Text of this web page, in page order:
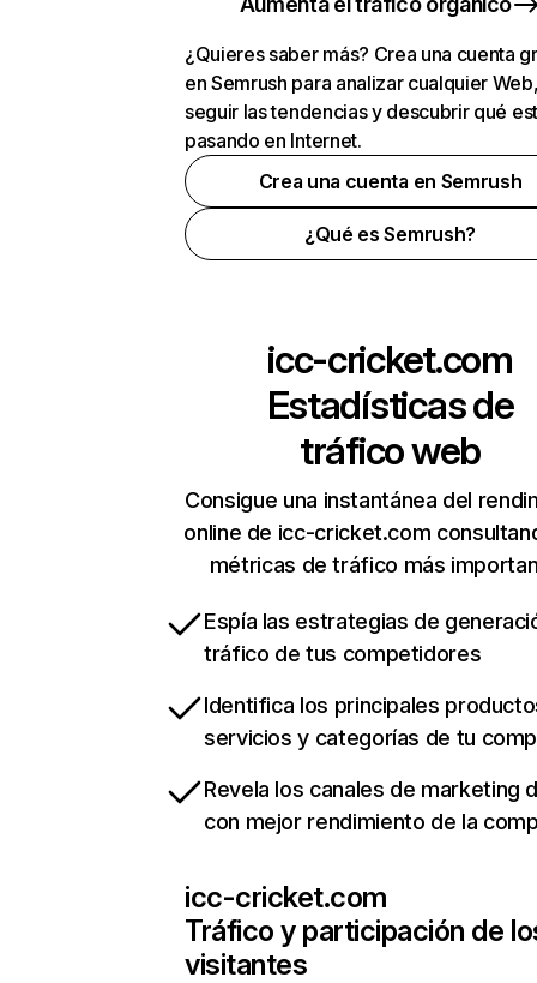
¿Quieres saber más? Crea una cuenta
en Semrush para analizar cualquier
seguir las tendencias y descubrir qué
pasando en Internet.
Crea una cuenta en Semrush
¿Qué es Semrush?
icc-cricket.com
Estadísticas de
tráfico web
Consigue una instantánea del
online de icc-cricket.com
métricas de tráfico más
Espía las estrategias de
tráfico de tus competidores
Identifica los principales
servicios y categorías de tu
Revela los canales de marketing
con mejor rendimiento de la
icc-cricket.com
Tráfico y participación de
visitantes